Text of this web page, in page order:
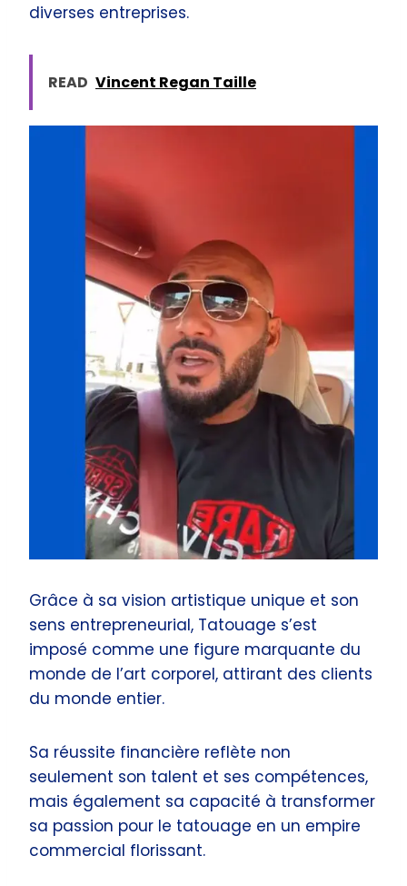
diverses entreprises.
READ Vincent Regan Taille
Grâce à sa vision artistique unique et son
sens entrepreneurial, Tatouage s’est
imposé comme une figure marquante du
monde de l’art corporel, attirant des clients
du monde entier.
Sa réussite financière reflète non
seulement son talent et ses compétences,
mais également sa capacité à transformer
sa passion pour le tatouage en un empire
commercial florissant.